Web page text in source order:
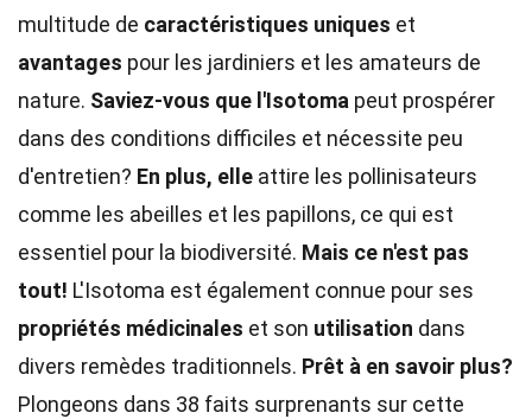
multitude de caractéristiques uniques et
avantages pour les jardiniers et les amateurs de
nature. Saviez-vous que l'Isotoma peut prospérer
dans des conditions difficiles et nécessite peu
d'entretien? En plus, elle attire les pollinisateurs
comme les abeilles et les papillons, ce qui est
essentiel pour la biodiversité. Mais ce n'est pas
tout! L'Isotoma est également connue pour ses
propriétés médicinales et son utilisation dans
divers remèdes traditionnels. Prêt à en savoir plus?
Plongeons dans 38 faits surprenants sur cette